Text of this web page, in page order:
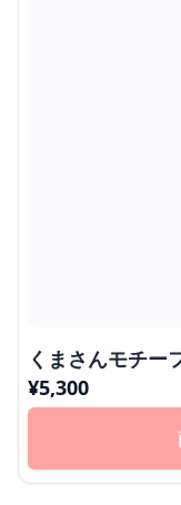
くまさんモチー
¥5,300